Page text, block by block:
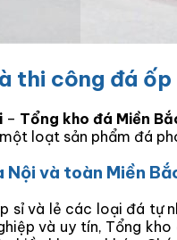
thi công đá
– Tổng kho đá Miền
loạt sản phẩm đá
Nội và toàn Miền
sỉ và lẻ các loại đá tự
và uy tín, Tổng kho